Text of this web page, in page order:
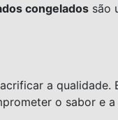
congelados são
a
o sabor e